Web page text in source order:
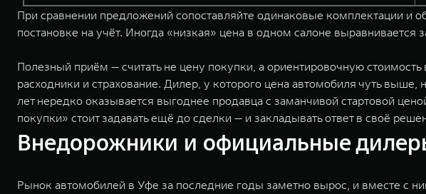
При сравнении предложений сопоставляйте одинаковые комплектации и
постановке на учёт. Иногда «низкая» цена в одном салоне выравнивается
Полезный приём — считать не цену покупки, а ориентировочную
расходники и страхование. Дилер, у которого цена автомобиля чуть
лет нередко оказывается выгоднее продавца с заманчивой стартовой
покупки» стоит задавать ещё до сделки — и закладывать ответ в своё
Внедорожники и официальные
Рынок автомобилей в Уфе за последние годы заметно вырос, и вместе с